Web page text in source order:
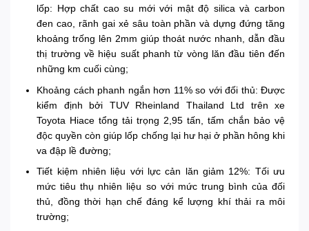
lốp: Hợp chất cao su mới với mật độ silica và carbon
đen cao, rãnh gai xẻ sâu toàn phần và dựng đứng tăng
khoảng trống lên 2mm giúp thoát nước nhanh, dẫn đầu
thị trường về hiệu suất phanh từ vòng lăn đầu tiên đến
những km cuối cùng;
Khoảng cách phanh ngắn hơn 11% so với đối thủ: Được
kiểm định bởi TUV Rheinland Thailand Ltd trên xe
Toyota Hiace tổng tải trọng 2,95 tấn, tấm chắn bảo vệ
độc quyền còn giúp lốp chống lại hư hại ở phần hông khi
va đập lề đường;
Tiết kiệm nhiên liệu với lực cản lăn giảm 12%: Tối ưu
mức tiêu thụ nhiên liệu so với mức trung bình của đối
thủ, đồng thời hạn chế đáng kể lượng khí thải ra môi
trường;